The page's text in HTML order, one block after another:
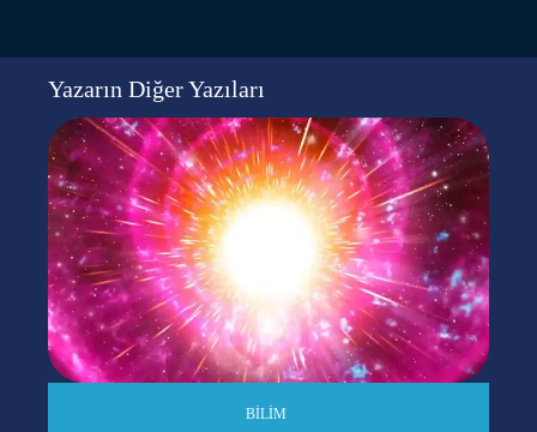
Yazarın Diğer Yazıları
BILIM